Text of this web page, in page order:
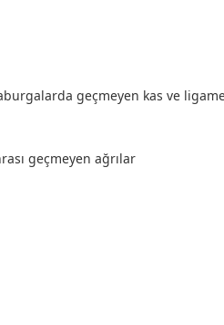
geçmeyen kas ve
geçmeyen ağrılar